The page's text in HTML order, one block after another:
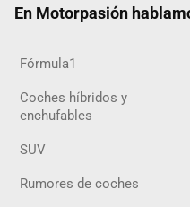
En Motorpasión
Fórmula1
Coches híbridos y
enchufables
SUV
Rumores de coches